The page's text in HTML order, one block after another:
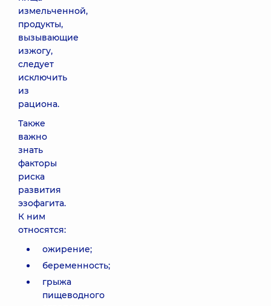
измельченной,
продукты,
вызывающие
изжогу,
следует
исключить
из
рациона.
Также
важно
знать
факторы
риска
развития
эзофагита.
К ним
относятся:
ожирение;
беременность;
грыжа
пищеводного